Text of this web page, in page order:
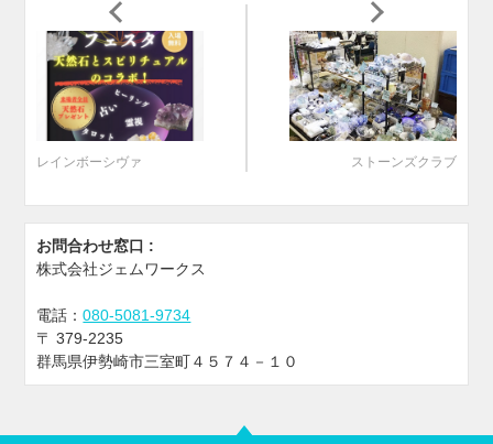
レインボーシヴァ ストーンズクラブ
お問合わせ窓口 :
株式会社ジェムワークス
電話：080-5081-9734
〒379-2235
群馬県伊勢崎市三室町４５７４－１０